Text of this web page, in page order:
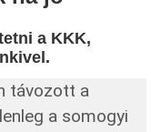
a KKK,
távozott a
a somogyi